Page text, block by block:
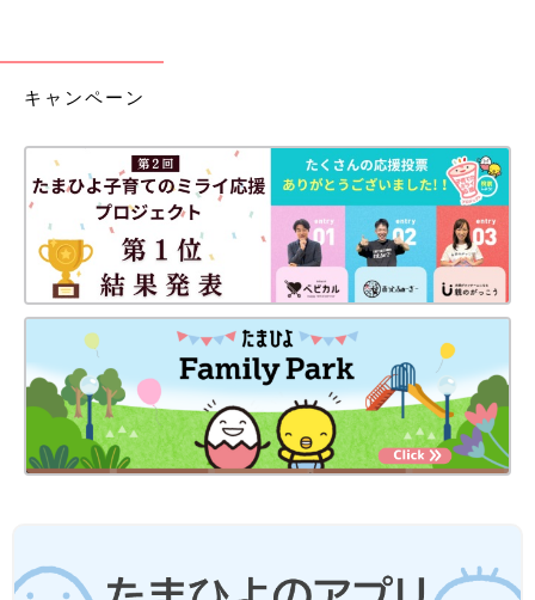
楽天ブックスで購入
キャンペーン